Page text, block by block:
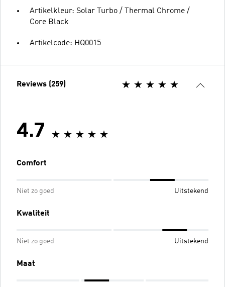
Artikelkleur: Solar Turbo / Thermal Chrome /
Core Black
Artikelcode: HQ0015
Reviews (259)
4.7
Comfort
Niet zo goed Uitstekend
Kwaliteit
Niet zo goed Uitstekend
Maat